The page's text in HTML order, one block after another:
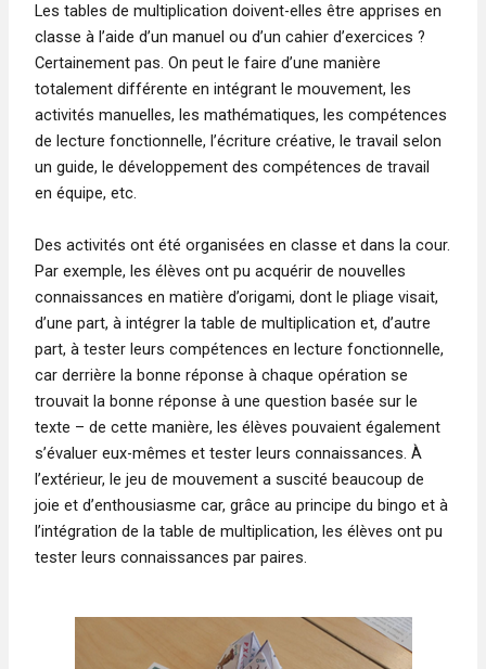
Les tables de multiplication doivent-elles être apprises en
classe à l’aide d’un manuel ou d’un cahier d’exercices ?
Certainement pas. On peut le faire d’une manière
totalement différente en intégrant le mouvement, les
activités manuelles, les mathématiques, les compétences
de lecture fonctionnelle, l’écriture créative, le travail selon
un guide, le développement des compétences de travail
en équipe, etc.
Des activités ont été organisées en classe et dans la cour.
Par exemple, les élèves ont pu acquérir de nouvelles
connaissances en matière d’origami, dont le pliage visait,
d’une part, à intégrer la table de multiplication et, d’autre
part, à tester leurs compétences en lecture fonctionnelle,
car derrière la bonne réponse à chaque opération se
trouvait la bonne réponse à une question basée sur le
texte – de cette manière, les élèves pouvaient également
s’évaluer eux-mêmes et tester leurs connaissances. À
l’extérieur, le jeu de mouvement a suscité beaucoup de
joie et d’enthousiasme car, grâce au principe du bingo et à
l’intégration de la table de multiplication, les élèves ont pu
tester leurs connaissances par paires.